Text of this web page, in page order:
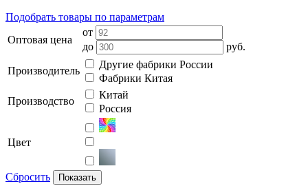
Подобрать товары по параметрам
Оптовая цена
от
до
руб.
Производитель
Другие фабрики России
Фабрики Китая
Производство
Китай
Россия
Цвет
Сбросить Показать